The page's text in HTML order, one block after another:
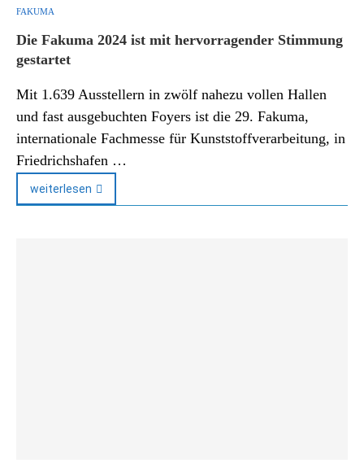
FAKUMA
Die Fakuma 2024 ist mit hervorragender Stimmung
gestartet
Mit 1.639 Ausstellern in zwölf nahezu vollen Hallen
und fast ausgebuchten Foyers ist die 29. Fakuma,
internationale Fachmesse für Kunststoffverarbeitung, in
Friedrichshafen …
weiterlesen